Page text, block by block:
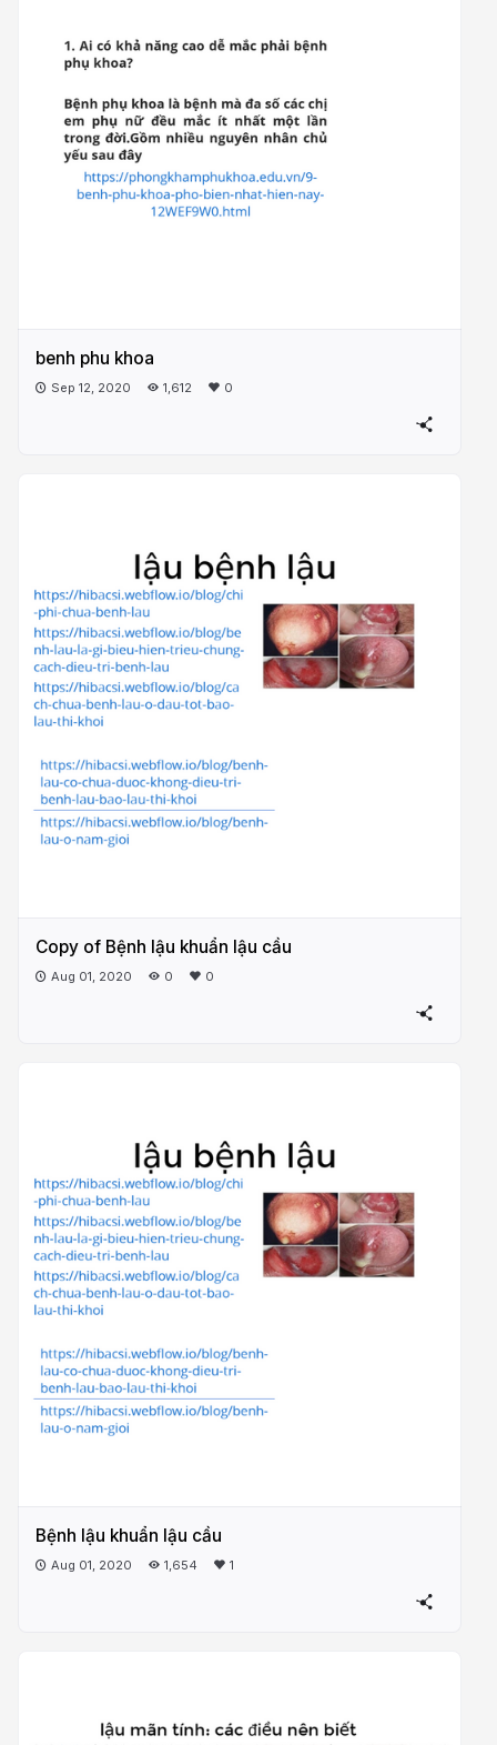
benh phu khoa
Sep 12, 2020 1,612 0
Copy of Bệnh lậu khuẩn lậu cầu
Aug 01, 2020 0 0
Bệnh lậu khuẩn lậu cầu
Aug 01, 2020 1,654 1